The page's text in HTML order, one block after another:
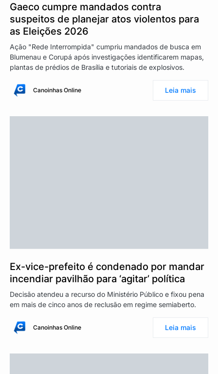
Gaeco cumpre mandados contra
suspeitos de planejar atos violentos para
as Eleições 2026
Ação "Rede Interrompida" cumpriu mandados de busca em
Blumenau e Corupá após investigações identificarem mapas,
plantas de prédios de Brasília e tutoriais de explosivos.
Canoinhas Online Leia mais
Ex-vice-prefeito é condenado por mandar
incendiar pavilhão para ‘agitar’ política
Decisão atendeu a recurso do Ministério Público e fixou pena
em mais de cinco anos de reclusão em regime semiaberto.
Canoinhas Online Leia mais